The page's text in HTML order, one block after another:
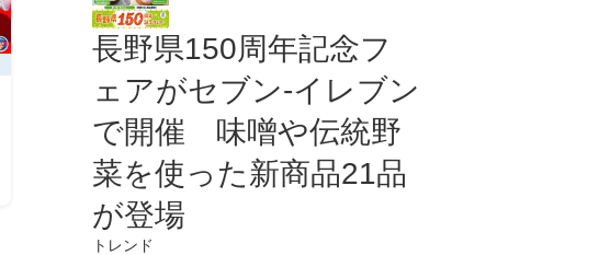
長野県150周年記念フ
ェアがセブン-イレブン
で開催 味噌や伝統野
菜を使った新商品21品
が登場
トレンド